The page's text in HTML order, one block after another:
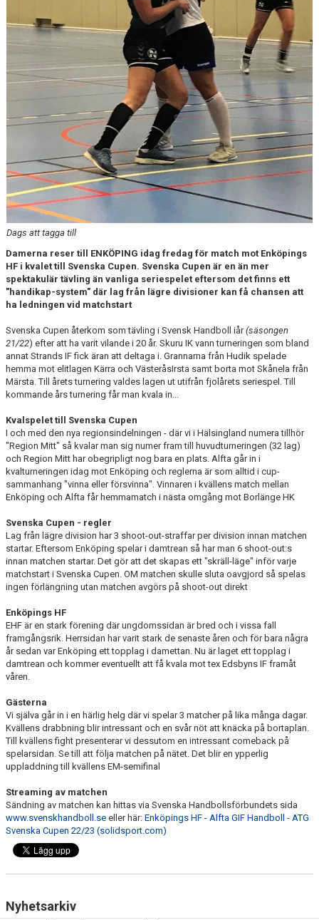
TABELL
Dags att tagga till
Damerna reser till ENKÖPING idag fredag för match mot Enköpings
HF i kvalet till Svenska Cupen. Svenska Cupen är en än mer
spektakulär tävling än vanliga seriespelet eftersom det finns ett
"handikap-system" där lag från lägre divisioner kan få chansen att
ha ledningen vid matchstart
Svenska Cupen återkom som tävling i Svensk Handboll iår(säsongen
21/22) efter att ha varit vilande i 20 år. Skuru IK vann turneringen som bland
annat Strands IF fick äran att deltaga i. Grannarna från Hudik spelade
hemma mot elitlagen Kärra och VästeråsIrsta samt borta mot Skånela från
Märsta. Till årets turnering valdes lagen ut utifrån fjolårets seriespel. Till
kommande års turnering får man kvala in...
Kvalspelet till Svenska Cupen
I och med den nya regionsindelningen - där vi i Hälsingland numera tillhör
"Region Mitt" så kvalar man sig numer fram till huvudturneringen (32 lag)
och Region Mitt har obegripligt nog bara en plats. Alfta går in i
kvalturneringen idag mot Enköping och reglerna är som alltid i cup-
sammanhang "vinna eller försvinna". Vinnaren i kvällens match mellan
Enköping och Alfta får hemmamatch i nästa omgång mot Borlänge HK
Svenska Cupen - regler
Lag från lägre division har 3 shoot-out-straffar per division innan matchen
startar. Eftersom Enköping spelar i damtrean så har man 6 shoot-out:s
innan matchen startar. Det gör att det skapas ett "skräll-läge" inför varje
matchstart i Svenska Cupen. OM matchen skulle sluta oavgjord så spelas
ingen förlängning utan matchen avgörs på shoot-out direkt
Enköpings HF
EHF är en stark förening där ungdomssidan är bred och i vissa fall
framgångsrik. Herrsidan har varit stark de senaste åren och för bara några
år sedan var Enköping ett topplag i damettan. Nu är laget ett topplag i
damtrean och kommer eventuellt att få kvala mot tex Edsbyns IF framåt
våren.
Gästerna
Vi själva går in i en härlig helg där vi spelar 3 matcher på lika många dagar.
Kvällens drabbning blir intressant och en svår nöt att knäcka på bortaplan.
Till kvällens fight presenterar vi dessutom en intressant comeback på
spelarsidan. Se till att följa matchen på nätet. Det blir en ypperlig
uppladdning till kvällens EM-semifinal
Streaming av matchen
Sändning av matchen kan hittas via Svenska Handbollsförbundets sida
www.svenskhandboll.se eller här: Enköpings HF - Alfta GIF Handboll - ATG
Svenska Cupen 22/23 (solidsport.com)
Nyhetsarkiv